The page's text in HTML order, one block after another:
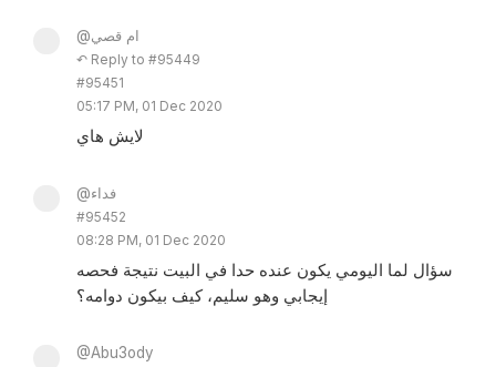
@ام قصي
↶ Reply to #95449
#95451
05:17 PM, 01 Dec 2020
لايش هاي
@فداء
#95452
08:28 PM, 01 Dec 2020
سؤال لما اليومي يكون عنده حدا في البيت نتيجة فحصه
إيجابي وهو سليم، كيف بيكون دوامه؟
@Abu3ody